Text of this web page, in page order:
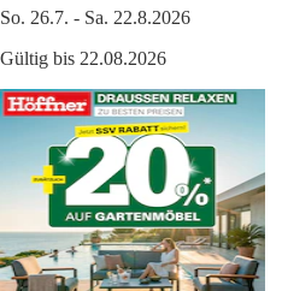
So. 26.7. - Sa. 22.8.2026
Gültig bis 22.08.2026